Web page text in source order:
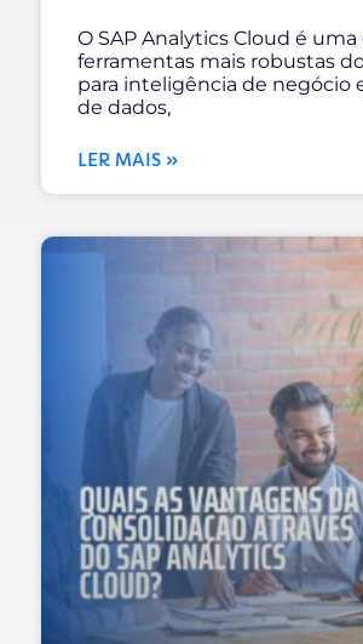
O SAP Analytics Cloud é uma
ferramentas mais robustas
para inteligência de negócio
de dados,
LER MAIS »